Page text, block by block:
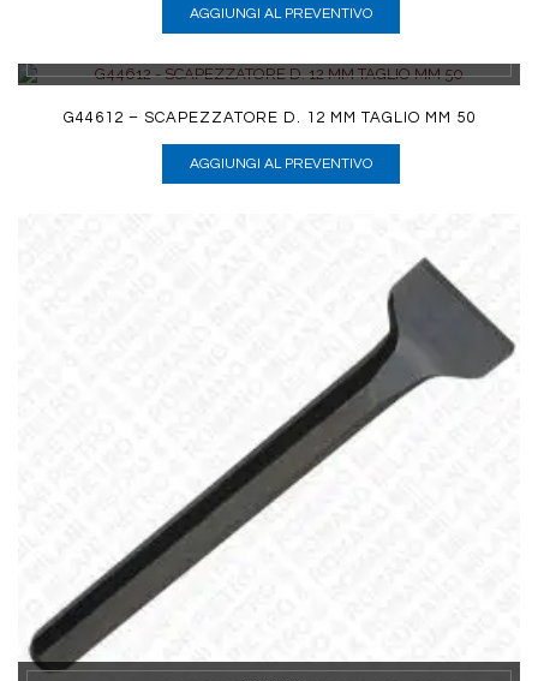
AGGIUNGI AL PREVENTIVO
G44612 – SCAPEZZATORE D. 12 MM TAGLIO MM 50
AGGIUNGI AL PREVENTIVO